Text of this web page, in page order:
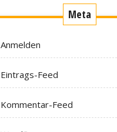
Meta
Anmelden
Eintrags-Feed
Kommentar-Feed